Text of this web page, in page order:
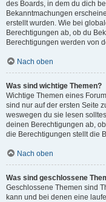
des Boards, in dem du dich
Bekanntmachungen
erstellt wurden. Wie bei
Berechtigungen ab, ob du
Berechtigungen werden von
Nach oben
Was sind wichtige Themen?
Wichtige Themen eines
sind nur auf der ersten Seite
weswegen du sie lesen
deinen Berechtigungen ab,
die Berechtigungen stellt die
Nach oben
Was sind geschlossene
Geschlossene Themen sind
kann und bei denen eine